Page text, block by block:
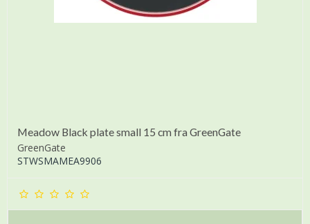
Meadow Black plate small 15 cm fra GreenGate
GreenGate
STWSMAMEA9906